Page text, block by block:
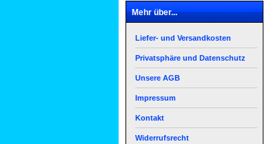
Mehr über...
Liefer- und Versandkosten
Privatsphäre und Datenschutz
Unsere AGB
Impressum
Kontakt
Widerrufsrecht